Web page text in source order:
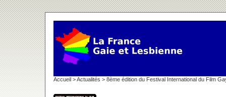
Accueil >Actualités > 8ème édition du Festival International du Film